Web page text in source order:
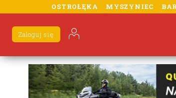
OSTROŁĘKA MYSZYNIEC
Zaloguj się